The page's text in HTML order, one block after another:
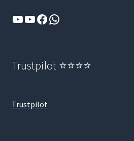
YouTube
YouTube
Facebook
WhatsApp
Trustpilot ⭐⭐⭐⭐
Trustpilot